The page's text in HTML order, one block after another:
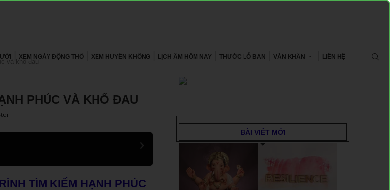
XEM NGÀY ĐỘNG THỔ XEM HUYỀN KHÔNG LỊCH ÂM HÔM NAY THƯỚC LỖ BAN VĂN KHẤN LIÊN HỆ
và khổ đau
PHÚC VÀ KHỔ ĐAU
TÌM KIẾM HẠNH PHÚC
BÀI VIẾT MỚI